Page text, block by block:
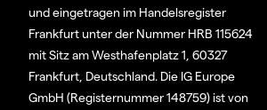
und eingetragen im Handelsregister
Frankfurt unter der Nummer HRB 115624
mit Sitz am Westhafenplatz 1, 60327
Frankfurt, Deutschland. Die IG Europe
GmbH (Registernummer 148759) ist von